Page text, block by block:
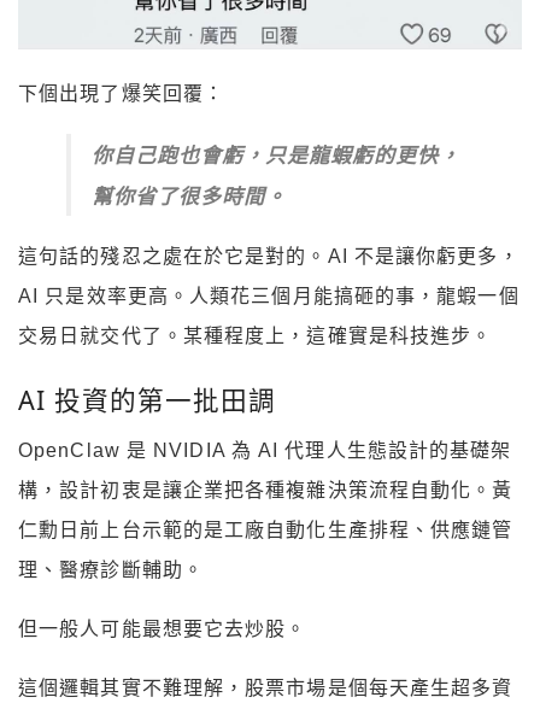
下個出現了爆笑回覆：
你自己跑也會虧，只是龍蝦虧的更快，
幫你省了很多時間。
這句話的殘忍之處在於它是對的。AI 不是讓你虧更多，
AI 只是效率更高。人類花三個月能搞砸的事，龍蝦一個
交易日就交代了。某種程度上，這確實是科技進步。
AI 投資的第一批田調
OpenClaw 是 NVIDIA 為 AI 代理人生態設計的基礎架
構，設計初衷是讓企業把各種複雜決策流程自動化。黃
仁勳日前上台示範的是工廠自動化生產排程、供應鏈管
理、醫療診斷輔助。
但一般人可能最想要它去炒股。
這個邏輯其實不難理解，股票市場是個每天產生超多資